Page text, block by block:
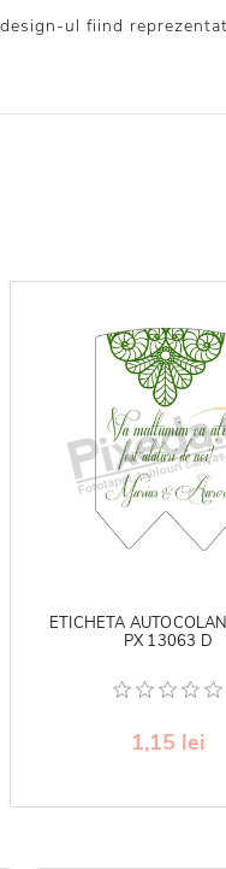
ul fiind
ETICHETA
PX 13063 D
1,15 lei